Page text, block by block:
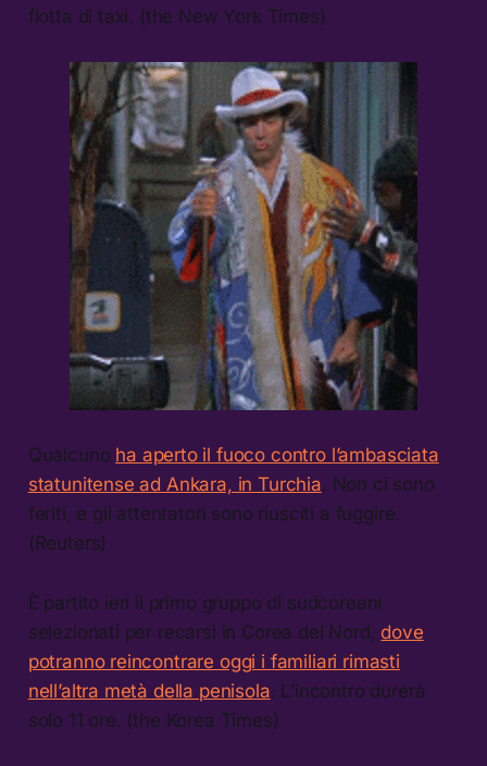
flotta di taxi. (the New York Times)
Qualcuno ha aperto il fuoco contro l’ambasciata
statunitense ad Ankara, in Turchia. Non ci sono
feriti, e gli attentatori sono riusciti a fuggire.
(Reuters)
È partito ieri il primo gruppo di sudcoreani
selezionati per recarsi in Corea del Nord, dove
potranno reincontrare oggi i familiari rimasti
nell’altra metà della penisola. L’incontro durerà
solo 11 ore. (the Korea Times)